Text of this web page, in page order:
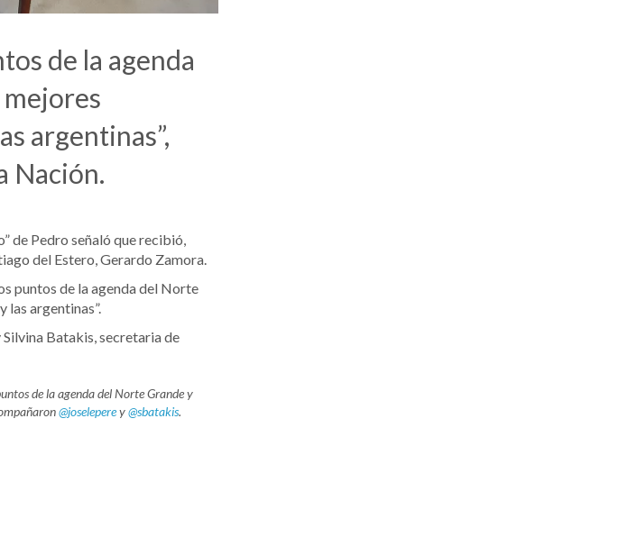
de la agenda
argentinas”,
Nación.
de Pedro señaló que recibió,
del Estero, Gerardo Zamora.
puntos de la agenda del Norte
las argentinas”.
Batakis, secretaria de
de la agenda del Norte Grande y
@joseleperey@sbatakis.